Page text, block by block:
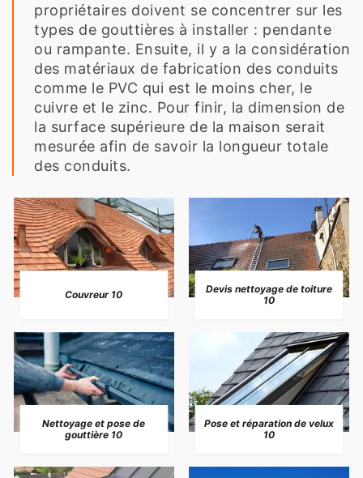
propriétaires doivent se concentrer sur les
types de gouttières à installer : pendante
ou rampante. Ensuite, il y a la considération
des matériaux de fabrication des conduits
comme le PVC qui est le moins cher, le
cuivre et le zinc. Pour finir, la dimension de
la surface supérieure de la maison serait
mesurée afin de savoir la longueur totale
des conduits.
Couvreur 10
Devis nettoyage de toiture
10
Nettoyage et pose de
gouttière 10
Pose et réparation de velux
10